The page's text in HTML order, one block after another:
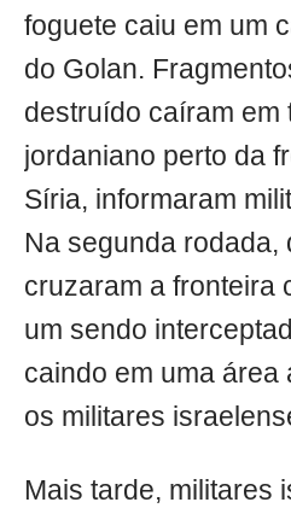
foguete caiu em um
do Golan.
destruído caíram em
jordaniano perto da
Síria, informaram
Na segunda rodada,
cruzaram a fronteira
um sendo
caindo em uma área
os militares
Mais tarde, militares